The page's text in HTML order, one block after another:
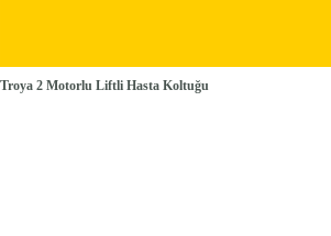
Troya 2 Motorlu Liftli Hasta Koltuğu